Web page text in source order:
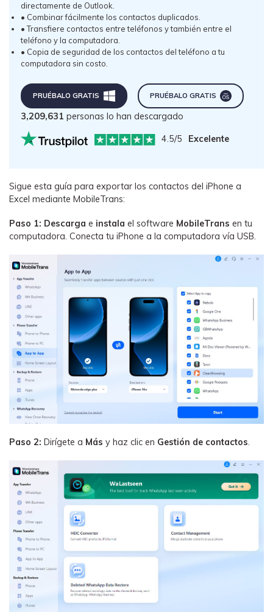
directamente de Outlook.
• Combinar fácilmente los contactos duplicados.
• Transfiere contactos entre teléfonos y también entre el
teléfono y la computadora.
• Copia de seguridad de los contactos del teléfono a tu
computadora sin costo.
PRUÉBALO GRATIS PRUÉBALO GRATIS
3,209,631 personas lo han descargado
4.5/5 Excelente
Sigue esta guía para exportar los contactos del iPhone a
Excel mediante MobileTrans:
Paso 1: Descarga e instala el software MobileTrans en tu
computadora. Conecta tu iPhone a la computadora vía USB.
Paso 2: Dirígete a Más y haz clic en Gestión de contactos